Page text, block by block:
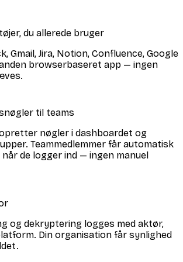
du allerede bruger
Gmail, Jira, Notion, Confluence, Google
browserbaseret app — ingen
til teams
nøgler i dashboardet og
Teammedlemmer får automatisk
de logger ind — ingen manuel
og dekryptering logges med aktør,
Din organisation får synlighed